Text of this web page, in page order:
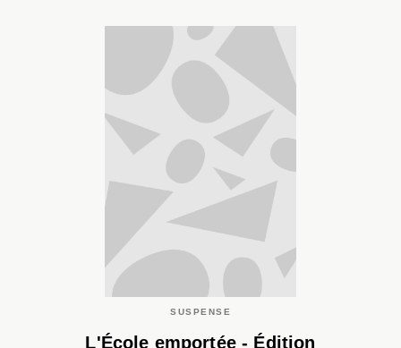
SUSPENSE
L'École emportée - Édition